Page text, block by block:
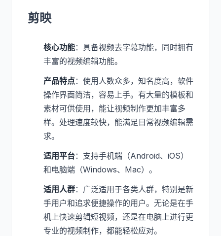
剪映
核心功能：具备视频去字幕功能，同时拥有
丰富的视频编辑功能。
产品特点：使用人数众多，知名度高，软件
操作界面简洁，容易上手。有大量的模板和
素材可供使用，能让视频制作更加丰富多
样。处理速度较快，能满足日常视频编辑需
求。
适用平台：支持手机端（Android、iOS）
和电脑端（Windows、Mac）。
适用人群：广泛适用于各类人群，特别是新
手用户和追求便捷操作的用户。无论是在手
机上快速剪辑短视频，还是在电脑上进行更
专业的视频制作，都能轻松应对。